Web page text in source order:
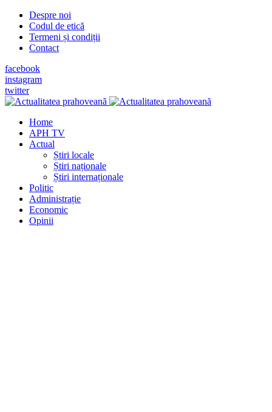
Despre noi
Codul de etică
Termeni și condiții
Contact
facebook
instagram
twitter
Home
APH TV
Actual
Știri locale
Știri naționale
Știri internaționale
Politic
Administrație
Economic
Opinii